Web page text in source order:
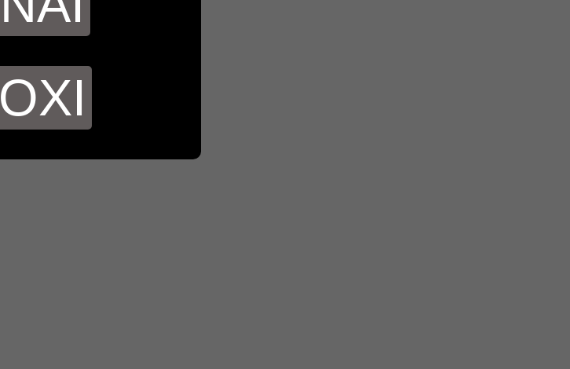
ΟΧΙ